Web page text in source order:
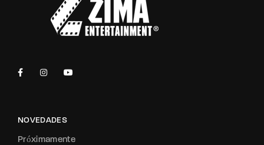
NOVEDADES
Próximamente